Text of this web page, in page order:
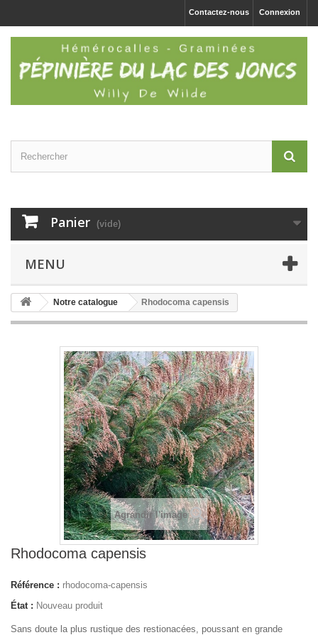
Connexion
Contactez-nous
Panier (vide)
MENU
Notre catalogue Rhodocoma capensis
Agrandir l'image
Rhodocoma capensis
Référence : rhodocoma-capensis
État : Nouveau produit
Sans doute la plus rustique des restionacées, poussant en grande